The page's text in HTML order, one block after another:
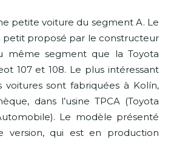
petite voiture du segment A. Le
petit proposé par le constructeur
même segment que la Toyota
107 et 108. Le plus intéressant
sont fabriquées à Kolín,
dans l’usine TPCA (Toyota
Le modèle présenté
version, qui est en production